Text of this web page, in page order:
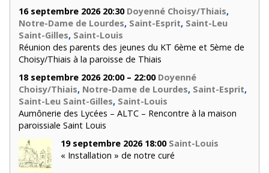
16 septembre 2026 20:30 Doyenné Choisy/Thiais,
Notre-Dame de Lourdes, Saint-Esprit, Saint-Leu
Saint-Gilles, Saint-Louis
Réunion des parents des jeunes du KT 6ème et 5ème de
Choisy/Thiais à la paroisse de Thiais
18 septembre 2026 20:00 – 22:00 Doyenné
Choisy/Thiais, Notre-Dame de Lourdes, Saint-Esprit,
Saint-Leu Saint-Gilles, Saint-Louis
Aumônerie des Lycées – ALTC – Rencontre à la maison
paroissiale Saint Louis
19 septembre 2026 18:00 Saint-Louis
« Installation » de notre curé